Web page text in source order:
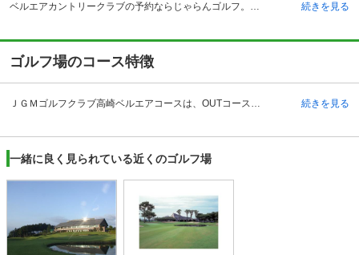
ベルエアカントリークラブの予約ならじゃらんゴルフ。カートの有無や利用税、キャンセル料、ナイター設備、駐車場などのコース情報はもちろん、口コミ、フォトギャラリーなどコースの難易度や攻略に役立つ情報充実、予約する度にポイントが貯まるのでお得にゴルフをお楽しみ頂けます。 ＪＧＭゴルフクラブ高崎ベルエアコースは、群馬県高崎市にあるゴルフ場です。関越自動車道の前橋インターチェンジから約20キロメートルの場所にあり、首都圏からでも日帰りで利用することが可能なゴルフ場です。自然の地形を巧みに取り入れた18ホールのコースは、雄大なロケーションが魅力のひとつです。 宿泊施設も完備していますので、泊りでコンペを行う会場としても利用することが可能です。また、レストランのメニューも非常に多く、味も良いと評判です。朝食の時間帯も営業しているため、プレー前にレストランを利用することもできます。もちろん、ゴルフショップもありますので安心してプレーを楽しむことが出来ます。 アクセスが良く、ハイグレードとも言えるチャンピオンコースがあり、宿泊施設も完備してるため、首都圏からの来場者が多いゴルフ場です。 続きを見る
ゴルフ場のコース特徴
ＪＧＭゴルフクラブ高崎ベルエアコースは、OUTコース（3380ヤード）、INコース（3552ヤード）でパー72、それぞれ9ホールの全18ホールの丘陵コースです。ベント1グリーンとなっており比較的高低差が少なく、緩やかな地形のコースレイアウトとなっています。 全体的にフェアウェイが広いのが特徴のひとつで、直線のように感じるコースも多くありますが、OUTコース5番ホールや8番ホール、さらにはINコース16番ホールなどは谷越えや池越えのショートホールとなり、バラエティに富んだ多彩なコース設計となっています。 また、OUTコース3番ホールとINコース11番ホールはドラコン推奨ホールですので、豪快に攻めて楽しむことができます。 続きを見る
一緒に良く見られている近くのゴルフ場